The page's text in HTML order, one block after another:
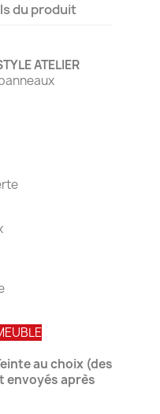
du produit
ATELIER
au choix (des
envoyés après